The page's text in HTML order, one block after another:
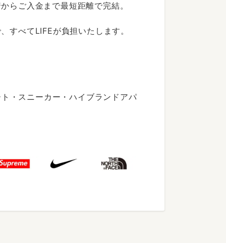
らご入金まで最短距離で完結。
すべてLIFEが負担いたします。
・スニーカー・ハイブランドアパ